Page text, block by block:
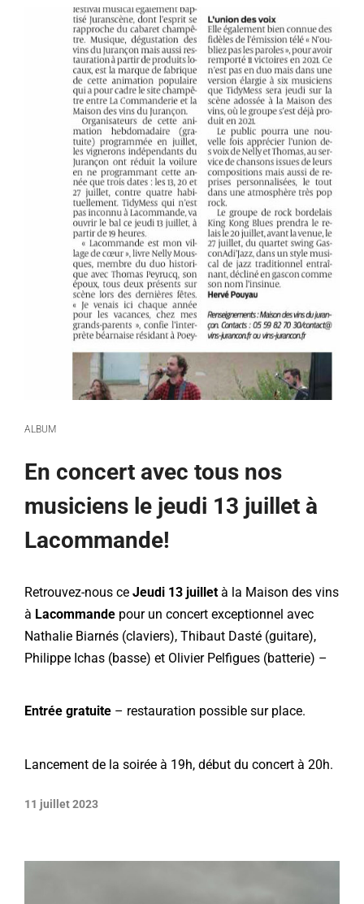
ALBUM
En concert avec tous nos
musiciens le jeudi 13 juillet à
Lacommande!
Retrouvez-nous ce Jeudi 13 juillet à la Maison des vins
à Lacommande pour un concert exceptionnel avec
Nathalie Biarnés (claviers), Thibaut Dasté (guitare),
Philippe Ichas (basse) et Olivier Pelfigues (batterie) –
Entrée gratuite – restauration possible sur place.
Lancement de la soirée à 19h, début du concert à 20h.
11 juillet 2023